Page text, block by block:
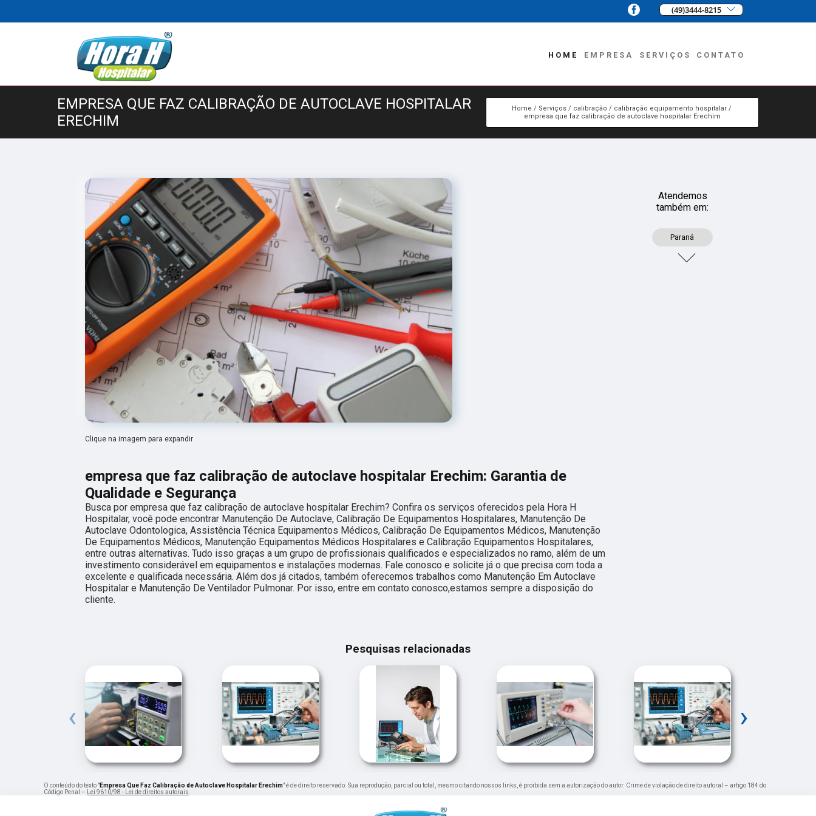
(49)3444-8215
HOME EMPRESA SERVIÇOS CONTATO
EMPRESA QUE FAZ CALIBRAÇÃO DE AUTOCLAVE HOSPITALAR
ERECHIM
Home Serviços calibração
calibração equipamento hospitalar
empresa que faz calibração de autoclave hospitalar Erechim
Clique na imagem para expandir
empresa que faz calibração de autoclave hospitalar Erechim: Garantia de
Qualidade e Segurança
Busca por empresa que faz calibração de autoclave hospitalar Erechim? Confira os serviços oferecidos pela Hora H
Hospitalar, você pode encontrar Manutenção De Autoclave, Calibração De Equipamentos Hospitalares, Manutenção De
Autoclave Odontologica, Assistência Técnica Equipamentos Médicos, Calibração De Equipamentos Médicos, Manutenção
De Equipamentos Médicos, Manutenção Equipamentos Médicos Hospitalares e Calibração Equipamentos Hospitalares,
entre outras alternativas. Tudo isso graças a um grupo de profissionais qualificados e especializados no ramo, além de um
investimento considerável em equipamentos e instalações modernas. Fale conosco e solicite já o que precisa com toda a
excelente e qualificada necessária. Além dos já citados, também oferecemos trabalhos como Manutenção Em Autoclave
Hospitalar e Manutenção De Ventilador Pulmonar. Por isso, entre em contato conosco,estamos sempre a disposição do
cliente.
Atendemos
também em:
Paraná
Pesquisas relacionadas
‹ ›
O conteúdo do texto "Empresa Que Faz Calibração de Autoclave Hospitalar Erechim" é de direito reservado. Sua reprodução, parcial ou total, mesmo citando nossos links, é proibida sem a autorização do autor. Crime de violação de direito autoral – artigo 184 do
Código Penal –
Lei 9610/98 - Lei de direitos autorais